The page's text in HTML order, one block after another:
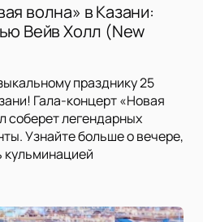
волна» в Казани:
Вейв Холл (New
празднику 25
Гала-концерт «Новая
соберет легендарных
Узнайте больше о вечере,
кульминацией